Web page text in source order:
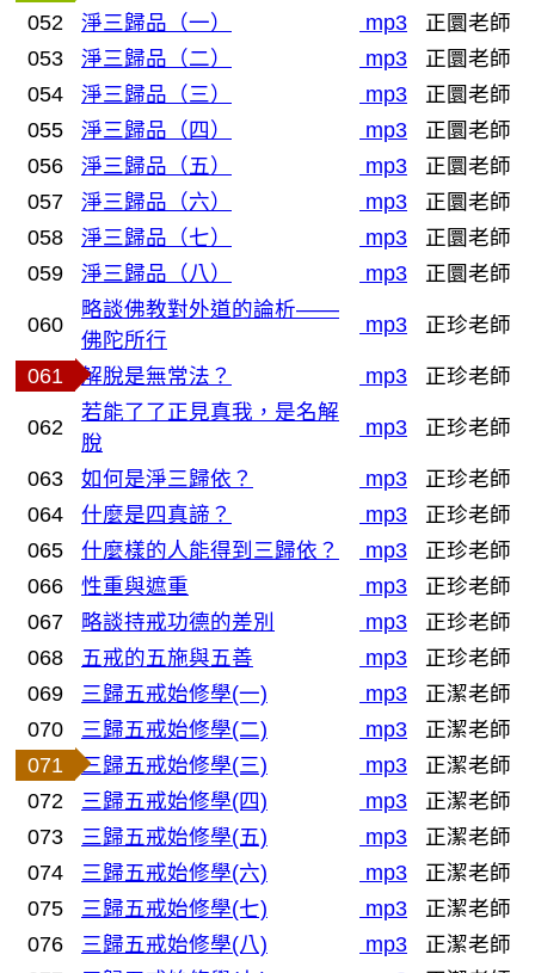
052
淨三歸品（一） mp3
正圜老師
053
淨三歸品（二） mp3
正圜老師
054
淨三歸品（三） mp3
正圜老師
055
淨三歸品（四） mp3
正圜老師
056
淨三歸品（五） mp3
正圜老師
057
淨三歸品（六） mp3
正圜老師
058
淨三歸品（七） mp3
正圜老師
059
淨三歸品（八） mp3 正圜老師
060
略談佛教對外道的論析——
佛陀所行
mp3 正珍老師
061 解脫是無常法？ mp3 正珍老師
062
若能了了正見真我，是名解
脫
mp3 正珍老師
063 如何是淨三歸依？ mp3
正珍老師
064
什麼是四真諦？ mp3
正珍老師
065
什麼樣的人能得到三歸依？ mp3
正珍老師
066
性重與遮重 mp3
正珍老師
067
略談持戒功德的差別 mp3
正珍老師
068
五戒的五施與五善 mp3
正珍老師
069
三歸五戒始修學(一) mp3
正潔老師
070
三歸五戒始修學(二) mp3
正潔老師
071
三歸五戒始修學(三) mp3
正潔老師
072
三歸五戒始修學(四) mp3
正潔老師
073
三歸五戒始修學(五) mp3
正潔老師
074
三歸五戒始修學(六) mp3
正潔老師
075
三歸五戒始修學(七) mp3
正潔老師
076
三歸五戒始修學(八) mp3
正潔老師